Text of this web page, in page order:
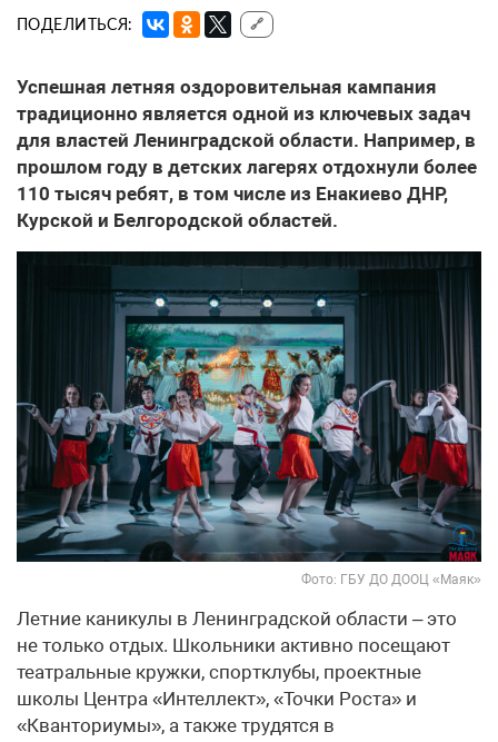
ПОДЕЛИТЬСЯ: 🔗
Успешная летняя оздоровительная кампания
традиционно является одной из ключевых задач
для властей Ленинградской области. Например, в
прошлом году в детских лагерях отдохнули более
110 тысяч ребят, в том числе из Енакиево ДНР,
Курской и Белгородской областей.
Фото: ГБУ ДО ДООЦ «Маяк»
Летние каникулы в Ленинградской области – это
не только отдых. Школьники активно посещают
театральные кружки, спортклубы, проектные
школы Центра «Интеллект», «Точки Роста» и
«Кванториумы», а также трудятся в